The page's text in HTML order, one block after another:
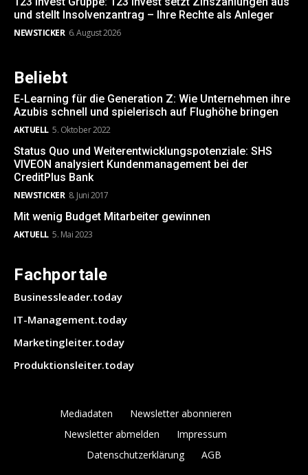
und stellt Insolvenzantrag – Ihre Rechte als Anleger
NEWSTICKER 6. August 2026
Beliebt
E-Learning für die Generation Z: Wie Unternehmen ihre
Azubis schnell und spielerisch auf Flughöhe bringen
AKTUELL 5. Oktober 2022
Status Quo und Weiterentwicklungspotenziale: SHS
VIVEON analysiert Kundenmanagement bei der
CreditPlus Bank
NEWSTICKER 8. Juni 2017
Mit wenig Budget Mitarbeiter gewinnen
AKTUELL 5. Mai 2023
Fachportale
Businessleader.today
IT-Management.today
Marketingleiter.today
Produktionsleiter.today
Mediadaten
Newsletter abonnieren
Newsletter abmelden
Impressum
Datenschutzerklärung
AGB